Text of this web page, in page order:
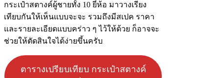
กระเป๋าสตางค์ผู้ชายทั้ง 10 ยี่ห้อ มาวางเรียง
เทียบกันให้เห็นแบบจะจะ รวมถึงมีสเปค ราคา
และรายละเอียดแบบคร่าว ๆ ไว้ให้ด้วย ก็อาจจะ
ช่วยให้ตัดสินใจได้ง่ายขึ้นครับ
ตารางเปรียบเทียบ กระเป๋าสตางค์